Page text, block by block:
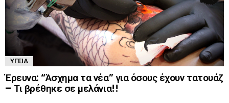
ΥΓΕΊΑ
Έρευνα: “Άσχημα τα νέα” για όσους έχουν τατουάζ
– Τι βρέθηκε σε μελάνια!!